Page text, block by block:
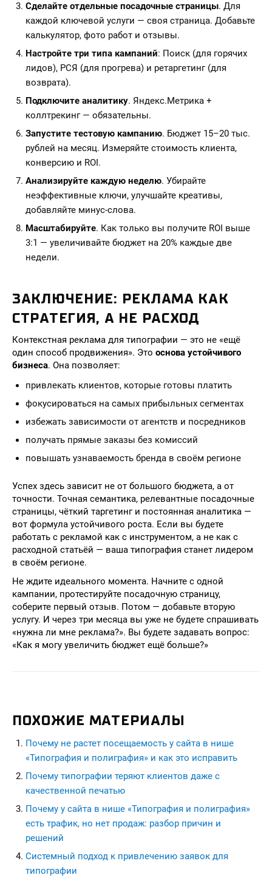
Сделайте отдельные посадочные страницы. Для
каждой ключевой услуги — своя страница. Добавьте
калькулятор, фото работ и отзывы.
Настройте три типа кампаний: Поиск (для горячих
лидов), РСЯ (для прогрева) и ретаргетинг (для
возврата).
Подключите аналитику. Яндекс.Метрика +
коллтрекинг — обязательны.
Запустите тестовую кампанию. Бюджет 15–20 тыс.
рублей на месяц. Измеряйте стоимость клиента,
конверсию и ROI.
Анализируйте каждую неделю. Убирайте
неэффективные ключи, улучшайте креативы,
добавляйте минус-слова.
Масштабируйте. Как только вы получите ROI выше
3:1 — увеличивайте бюджет на 20% каждые две
недели.
ЗАКЛЮЧЕНИЕ: РЕКЛАМА КАК
СТРАТЕГИЯ, А НЕ РАСХОД
Контекстная реклама для типографии — это не «ещё
один способ продвижения». Это основа устойчивого
бизнеса. Она позволяет:
привлекать клиентов, которые готовы платить
фокусироваться на самых прибыльных сегментах
избежать зависимости от агентств и посредников
получать прямые заказы без комиссий
повышать узнаваемость бренда в своём регионе
Успех здесь зависит не от большого бюджета, а от
точности. Точная семантика, релевантные посадочные
страницы, чёткий таргетинг и постоянная аналитика —
вот формула устойчивого роста. Если вы будете
работать с рекламой как с инструментом, а не как с
расходной статьёй — ваша типография станет лидером
в своём регионе.
Не ждите идеального момента. Начните с одной
кампании, протестируйте посадочную страницу,
соберите первый отзыв. Потом — добавьте вторую
услугу. И через три месяца вы уже не будете спрашивать
«нужна ли мне реклама?». Вы будете задавать вопрос:
«Как я могу увеличить бюджет ещё больше?»
ПОХОЖИЕ МАТЕРИАЛЫ
Почему не растет посещаемость у сайта в нише
«Типография и полиграфия» и как это исправить
Почему типографии теряют клиентов даже с
качественной печатью
Почему у сайта в нише «Типография и полиграфия»
есть трафик, но нет продаж: разбор причин и
решений
Системный подход к привлечению заявок для
типографии